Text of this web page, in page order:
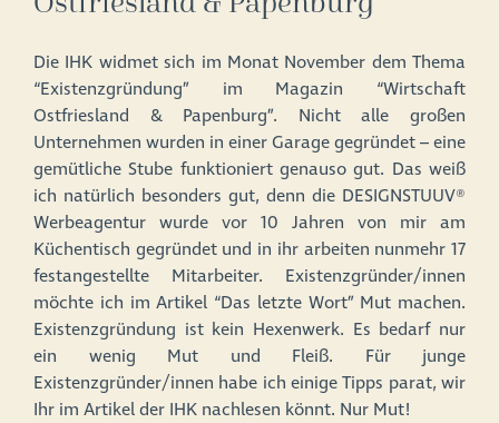
Die IHK widmet sich im Monat November dem Thema
“Existenzgründung” im Magazin “Wirtschaft
Ostfriesland & Papenburg”. Nicht alle großen
Unternehmen wurden in einer Garage gegründet – eine
gemütliche Stube funktioniert genauso gut. Das weiß
ich natürlich besonders gut, denn die DESIGNSTUUV®
Werbeagentur wurde vor 10 Jahren von mir am
Küchentisch gegründet und in ihr arbeiten nunmehr 17
festangestellte Mitarbeiter. Existenzgründer/innen
möchte ich im Artikel “Das letzte Wort” Mut machen.
Existenzgründung ist kein Hexenwerk. Es bedarf nur
ein wenig Mut und Fleiß. Für junge
Existenzgründer/innen habe ich einige Tipps parat, wir
Ihr im Artikel der IHK nachlesen könnt. Nur Mut!⁠⠀